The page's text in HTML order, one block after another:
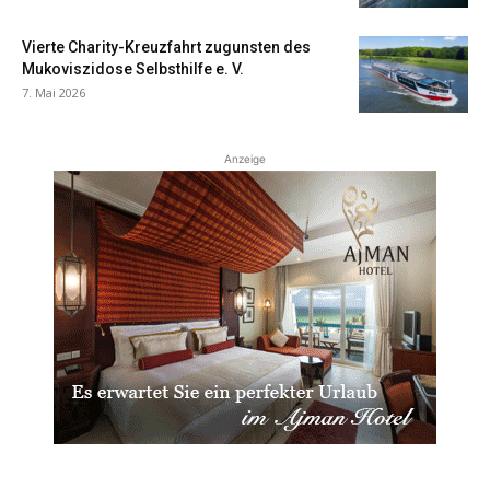
Vierte Charity-Kreuzfahrt zugunsten des
Mukoviszidose Selbsthilfe e. V.
7. Mai 2026
Anzeige